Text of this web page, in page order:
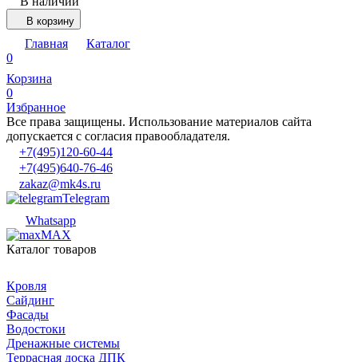
В корзину
Главная
Каталог
0
Корзина
0
Избранное
Все права защищены. Использование материалов сайта
допускается с согласия правообладателя.
+7(495)120-60-44
+7(495)640-76-46
zakaz@mk4s.ru
Telegram
Whatsapp
MAX
Каталог товаров
Кровля
Сайдинг
Фасады
Водостоки
Дренажные системы
Террасная доска ДПК